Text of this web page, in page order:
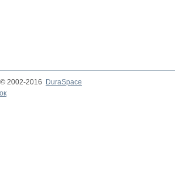
2002-2016
DuraSpace